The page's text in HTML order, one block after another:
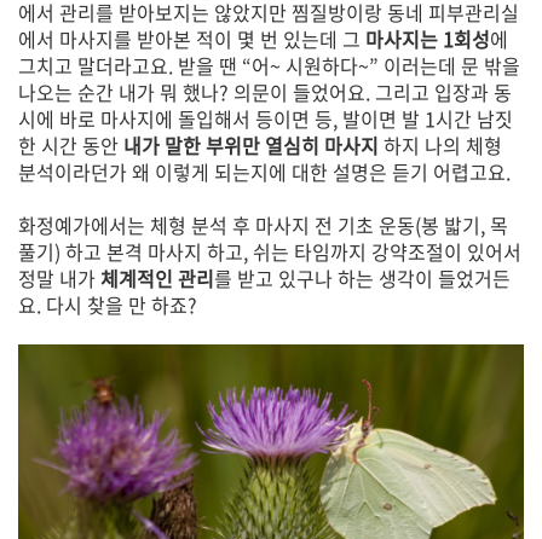
에서 관리를 받아보지는 않았지만 찜질방이랑 동네 피부관리실
에서 마사지를 받아본 적이 몇 번 있는데 그 마사지는 1회성에
그치고 말더라고요. 받을 땐 “어~ 시원하다~” 이러는데 문 밖을
나오는 순간 내가 뭐 했나? 의문이 들었어요. 그리고 입장과 동
시에 바로 마사지에 돌입해서 등이면 등, 발이면 발 1시간 남짓
한 시간 동안 내가 말한 부위만 열심히 마사지 하지 나의 체형
분석이라던가 왜 이렇게 되는지에 대한 설명은 듣기 어렵고요.
화정예가에서는 체형 분석 후 마사지 전 기초 운동(봉 밟기, 목
풀기) 하고 본격 마사지 하고, 쉬는 타임까지 강약조절이 있어서
정말 내가체계적인 관리를 받고 있구나 하는 생각이 들었거든
요. 다시 찾을 만 하죠?